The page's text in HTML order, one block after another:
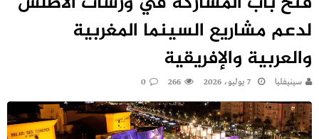
لدعم مشاريع السينما المغربية
والعربية والإفريقية
سينيفليا 7 يوليو، 2026 266
0